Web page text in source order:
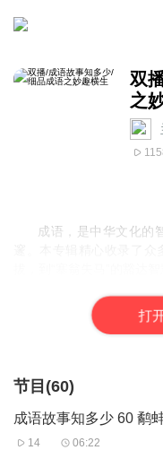
双
之
成语，是中华文化的智
卷，蕴含着深刻的道理与
是您探索中华文化宝库的
打
节目(60)
14 06:22